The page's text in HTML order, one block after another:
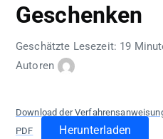
Geschenken
Geschätzte Lesezeit: 19
Autoren
Download der
PDF
Herunterladen